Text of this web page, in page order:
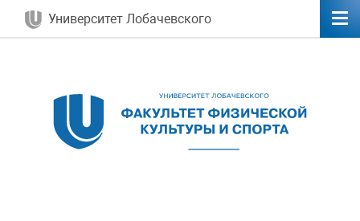
Университет Лобачевского